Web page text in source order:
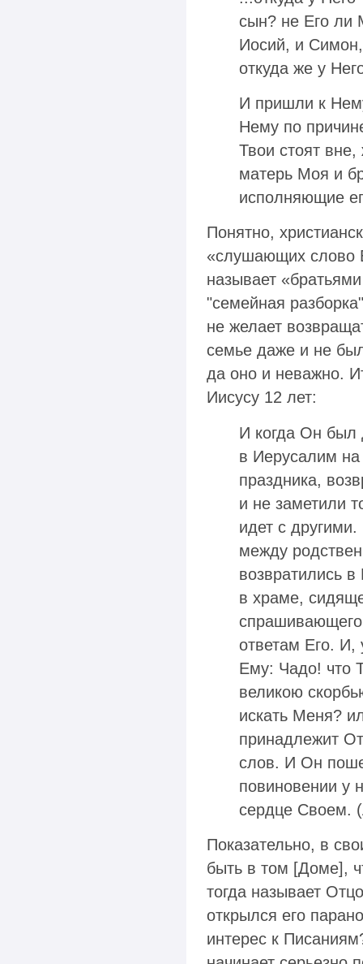
сын? не Его ли
Иосий, и
откуда же у
И пришли к
Нему по
Твои стоят
матерь Моя и
исполняющие
Понятно,
«слушающих слово
называет
"семейная
не желает
семье даже и не
да оно и неважно.
Иисусу 12 лет:
И когда Он был
в Иерусалим на
праздника,
и не заметили
идет с
между
возвратились
в храме,
ответам Его. И,
Ему: Чадо! что
великою
искать Меня?
принадлежит
слов. И Он
повиновении у
сердце Своем.
Показательно, в
быть в том [Доме],
тогда называет
открылся его
интерес к